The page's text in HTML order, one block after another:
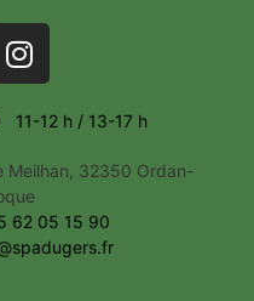
11-12 h / 13-17 h
Meilhan, 32350 Ordan-
62 05 15 90